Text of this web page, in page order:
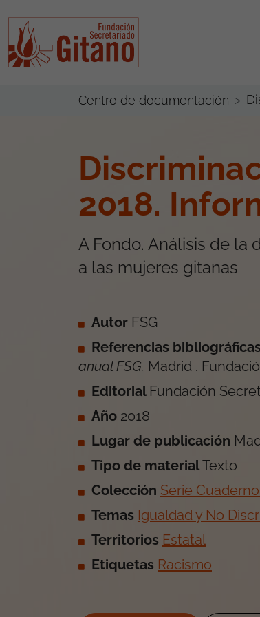
Centro de documentación
2018.
A Fondo. Análisis de la
a las mujeres gitanas
Autor FSG
Referencias bibliográficas
anual FSG. Madrid .
Editorial Fundación
Año 2018
Lugar de publicación
Tipo de material Texto
Colección Serie
Temas Igualdad y No
Territorios Estatal
Etiquetas Racismo